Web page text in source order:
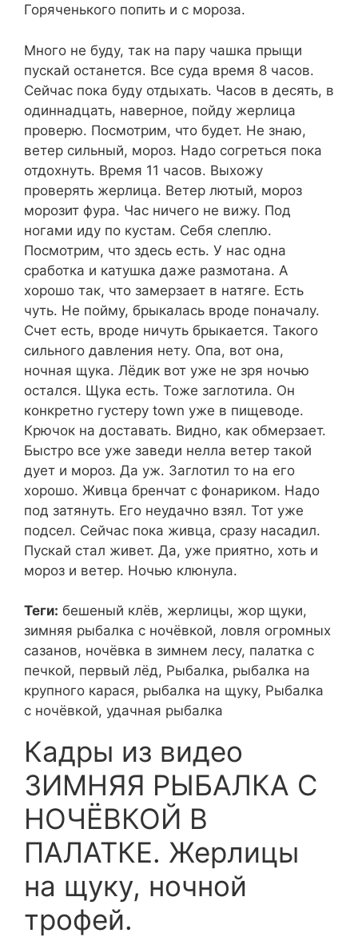
Горяченького попить и с мороза.
Много не буду, так на пару чашка прыщи
пускай останется. Все суда время 8 часов.
Сейчас пока буду отдыхать. Часов в десять, в
одиннадцать, наверное, пойду жерлица
проверю. Посмотрим, что будет. Не знаю,
ветер сильный, мороз. Надо согреться пока
отдохнуть. Время 11 часов. Выхожу
проверять жерлица. Ветер лютый, мороз
морозит фура. Час ничего не вижу. Под
ногами иду по кустам. Себя слеплю.
Посмотрим, что здесь есть. У нас одна
сработка и катушка даже размотана. А
хорошо так, что замерзает в натяге. Есть
чуть. Не пойму, брыкалась вроде поначалу.
Счет есть, вроде ничуть брыкается. Такого
сильного давления нету. Опа, вот она,
ночная щука. Лёдик вот уже не зря ночью
остался. Щука есть. Тоже заглотила. Он
конкретно густеру town уже в пищеводе.
Крючок на доставать. Видно, как обмерзает.
Быстро все уже заведи нелла ветер такой
дует и мороз. Да уж. Заглотил то на его
хорошо. Живца бренчат с фонариком. Надо
под затянуть. Его неудачно взял. Тот уже
подсел. Сейчас пока живца, сразу насадил.
Пускай стал живет. Да, уже приятно, хоть и
мороз и ветер. Ночью клюнула.
Теги: бешеный клёв, жерлицы, жор щуки,
зимняя рыбалка с ночёвкой, ловля огромных
сазанов, ночёвка в зимнем лесу, палатка с
печкой, первый лёд, Рыбалка, рыбалка на
крупного карася, рыбалка на щуку, Рыбалка
с ночёвкой, удачная рыбалка
Кадры из видео
ЗИМНЯЯ РЫБАЛКА С
НОЧЁВКОЙ В
ПАЛАТКЕ. Жерлицы
на щуку, ночной
трофей.